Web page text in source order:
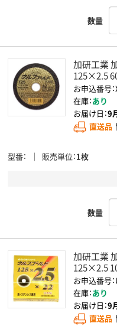
数量
加研工業
125×2.5
お申込番号
在庫：あり
お届け日：9
直送品
型番 販売単位 1枚
数量
加研工業
125×2.5
お申込番号
在庫：あり
お届け日：9
直送品